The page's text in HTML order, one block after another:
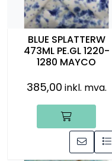
BLUE SPLATTERW
473ML PE.GL 1220-
1280 MAYCO
385,00 inkl. mva.